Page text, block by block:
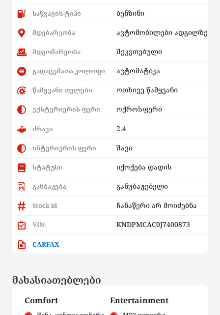
საწვავის ტიპი ბენზინი
მდებარეობა ავტომობილები ადგილზე
მდგომარეობა შეკეთებული
გადაცემათა კოლოფი ავტომატიკა
წამყვანი თვლები ოთხივე წამყვანი
ექსტერიერის ფერი ოქროსფერი
ძრავი 2.4
ინტერიერის ფერი შავი
სტატუსი იქოქება დადის
განბაჟება განუბაჟებელი
Stock id ჩანაწერი არ მოიძებნა
VIN: KNDPMCAC0J7400873
CARFAX
მახასიათებლები
Comfort Entertainment